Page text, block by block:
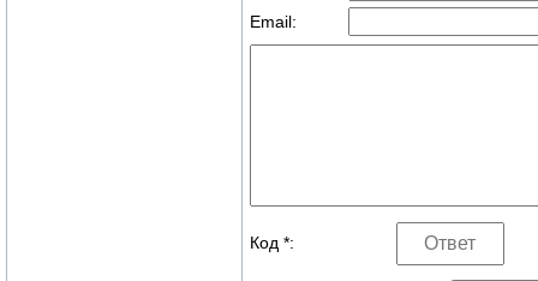
Email:
Код *: